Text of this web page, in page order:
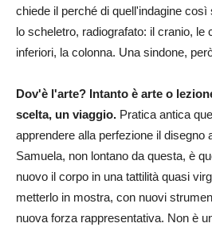
chiede il perché di quell'indagine
lo scheletro, radiografato: il cranio, le
inferiori, la colonna. Una sindone,
Dov'è l'arte? Intanto è arte o
scelta, un viaggio. Pratica antica
apprendere alla perfezione il disegno
Samuela, non lontano da questa, è
nuovo il corpo in una tattilità quasi
metterlo in mostra, con nuovi
nuova forza rappresentativa. Non è